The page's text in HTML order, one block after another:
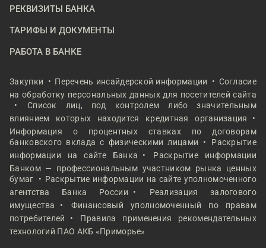
РЕКВИЗИТЫ БАНКА
ТАРИФЫ И ДОКУМЕНТЫ
РАБОТА В БАНКЕ
Закупки Перечень инсайдерской информации
Согласие
на обработку персональных данных для посетителей сайта
Список лиц, под контролем либо значительным
влиянием которых находится кредитная организация
Информация о процентных ставках по договорам
банковского вклада с физическими лицами
Раскрытие
информации на сайте Банка
Раскрытие информации
Банком — профессиональным участником рынка ценных
бумаг
Раскрытие информации на сайте уполномоченного
агентства Банка России
Реализация залогового
имущества
Финансовый уполномоченный по правам
потребителей
Правила применения рекомендательных
технологий ПАО АКБ «Приморье»